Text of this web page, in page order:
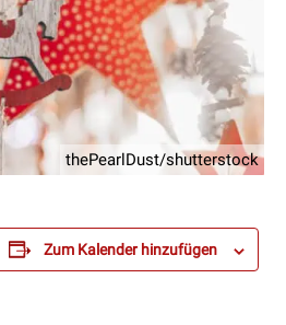
thePearlDust/shutterstock
Zum Kalender hinzufügen